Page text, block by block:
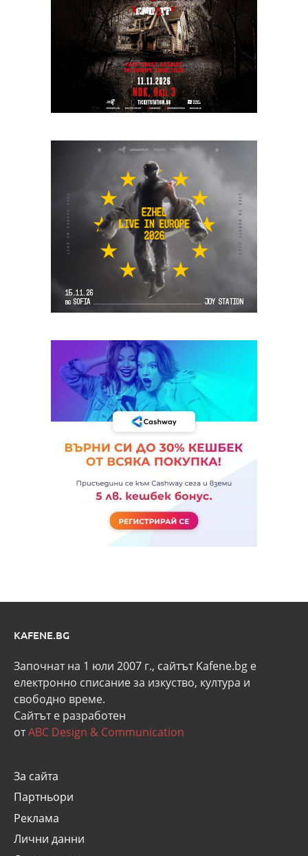
KAFENE.BG
Започнат на 1 юли 2007 г., сайтът Kafene.bg e
eлектронно списание за изкуство, култура и
свободно време.
Сайтът е разработен
отABC Design & Communication
За сайта
Партньори
Реклама
Лични данни